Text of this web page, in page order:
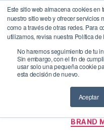
Este sitio web almacena cookies en
nuestro sitio web y ofrecer servicios
como a través de otras redes. Para
utilizamos, revisa nuestra Política de
No haremos seguimiento de tu
Sin embargo, con el fin de
usar solo una pequeña cookie
esta decisión de nuevo.
Aceptar
Etiqueta:
BRAND